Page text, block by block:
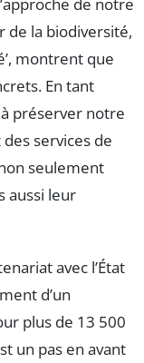
de notre
de la biodiversité,
montrent que
En tant
préserver notre
services de
seulement
aussi leur
avec l’État
d’un
plus de 13 500
un pas en avant